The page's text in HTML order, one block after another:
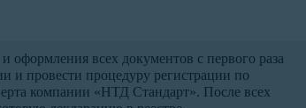
оформления всех документов с первого раза
и провести процедуру регистрации по
компании «НТД Стандарт». После всех